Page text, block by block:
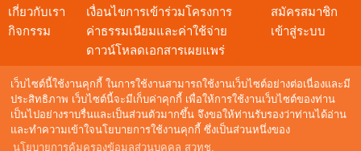
เว็บไซต์นี้ใช้งานคุกกี้ ในการใช้งานสามารถใช้งานเว็บไซต์อย่างต่อเนื่องและมี
ประสิทธิภาพ เว็บไซต์นี้จะมีเก็บค่าคุกกี้ เพื่อให้การใช้งานเว็บไซต์ของท่าน
เป็นไปอย่างราบรื่นและเป็นส่วนตัวมากขึ้น จึงขอให้ท่านรับรองว่าท่านได้อ่าน
และทำความเข้าใจนโยบายการใช้งานคุกกี้ ซึ่งเป็นส่วนหนึ่งของ
นโยบายการคุ้มครองข้อมูลส่วนบุคคล สวทช.
เกี่ยวกับเรา
กิจกรรม
เงื่อนไขการเข้าร่วมโครงการ
ค่าธรรมเนียมและค่าใช้จ่าย
ดาวน์โหลดเอกสารเผยแพร่
สมัครสมาชิก
เข้าสู่ระบบ
สอบถามข้อมูล